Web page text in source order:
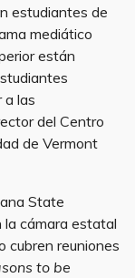
estudiantes de
mediático
están
a las
del Centro
de Vermont
State
la cámara estatal
cubren reuniones
to be